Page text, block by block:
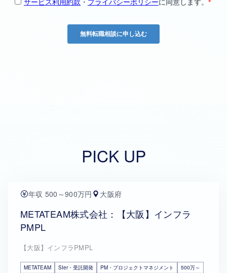
PICK UP
年収 500～900万円 大阪府
METATEAM株式会社：【大阪】インフラ
PMPL
【大阪】インフラPMPL
METATEAM SIer・受託開発 PM・プロジェクトマネジメント 500万～